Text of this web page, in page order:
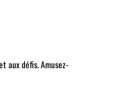
aux défis. Amusez-